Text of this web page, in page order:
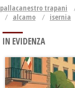
pallacanestro trapani
alcamo
isernia
IN EVIDENZA